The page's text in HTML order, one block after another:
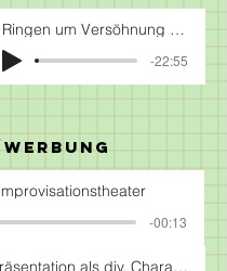
Ringen um Versöhnung - Rakka in Syrien nach dem IS
-22:55
-00:13
Programmpräsentation als div. Charaktere